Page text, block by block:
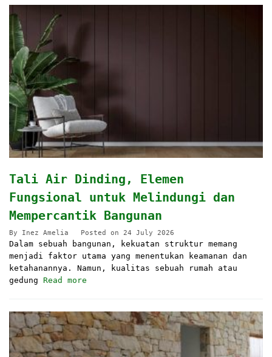
Tali Air Dinding, Elemen
Fungsional untuk Melindungi dan
Mempercantik Bangunan
By Inez Amelia Posted on 24 July 2026
Dalam sebuah bangunan, kekuatan struktur memang
menjadi faktor utama yang menentukan keamanan dan
ketahanannya. Namun, kualitas sebuah rumah atau
gedung Read more